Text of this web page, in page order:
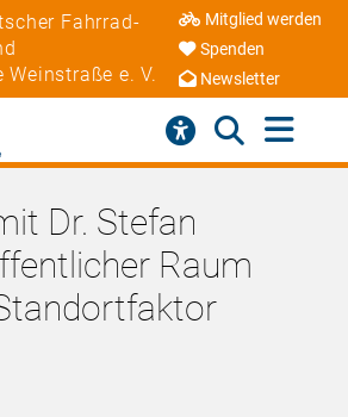
Fahrrad-
e. V.
Mitglied werden
Spenden
Newsletter
Dr. Stefan
Raum